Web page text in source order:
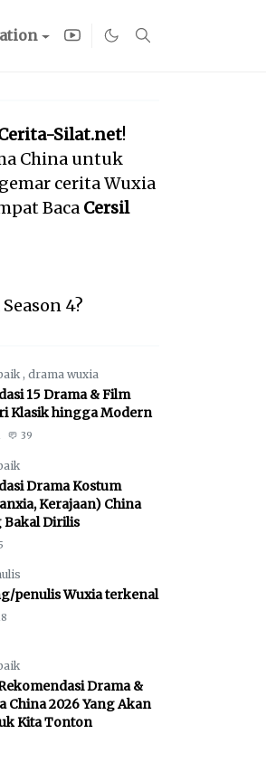
Silat.net!
China untuk
cerita Wuxia
Baca Cersil
4?
, drama wuxia
15 Drama & Film
Klasik hingga Modern
39
Drama Kostum
Kerajaan) China
Bakal Dirilis
penulis Wuxia terkenal
Drama &
China 2026 Yang Akan
Kita Tonton